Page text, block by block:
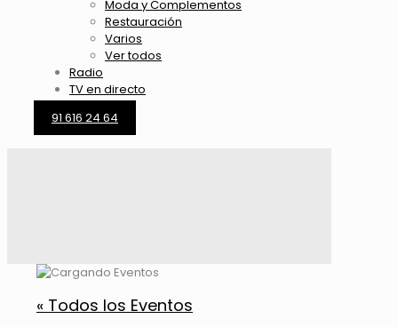
Moda y Complementos
Restauración
Varios
Ver todos
Radio
TV en directo
91 616 24 64
« Todos los Eventos